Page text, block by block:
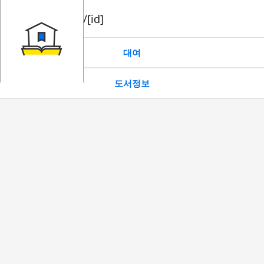
book/rent/[id]
대여
도서정보